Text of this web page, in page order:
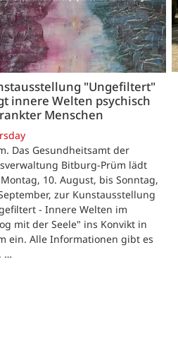
"Ungefiltert"
innere Welten psychisch
Menschen
Das Gesundheitsamt der
Bitburg-Prüm lädt
10. August, bis Sonntag,
zur Kunstausstellung
- Innere Welten im
mit der Seele" ins Konvikt in
ein. Alle Informationen gibt es
…